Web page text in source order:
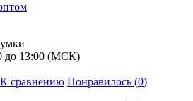
до 13:00 (МСК)
К сравнению Понравилось (0)